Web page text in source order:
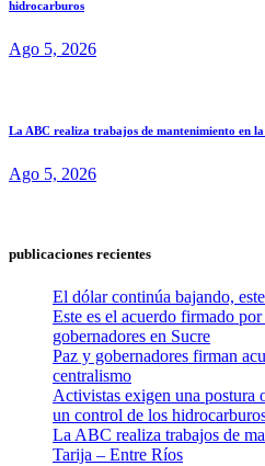
hidrocarburos
Ago 5, 2026
La ABC realiza trabajos de mantenimiento en
Ago 5, 2026
publicaciones recientes
El dólar continúa bajando,
Este es el acuerdo firmado
gobernadores en Sucre
Paz y gobernadores firman
centralismo
Activistas exigen una postura
un control de los
La ABC realiza trabajos de
Tarija – Entre Ríos